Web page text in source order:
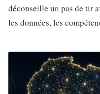
déconseille un pas de tir
les données, les